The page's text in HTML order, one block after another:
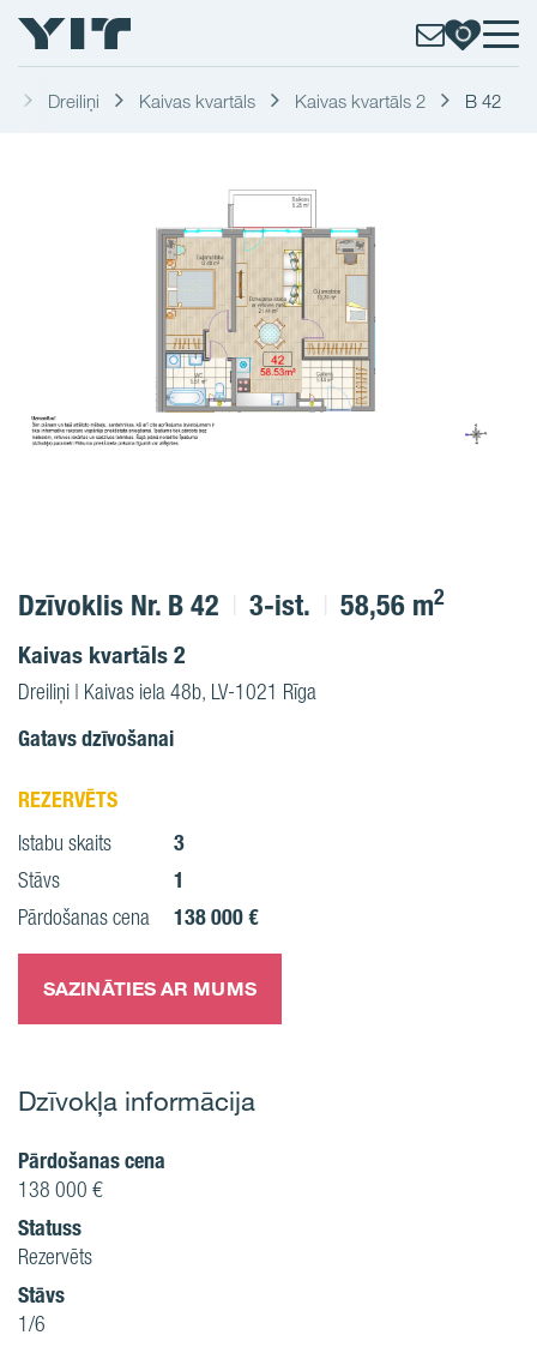
Dreiliņi Kaivas kvartāls Kaivas kvartāls 2 B 42
Dzīvoklis Nr. B 42 3-ist. 58,56 m2
Kaivas kvartāls 2
Dreiliņi | Kaivas iela 48b, LV-1021 Rīga
Gatavs dzīvošanai
REZERVĒTS
Istabu skaits 3
Stāvs 1
Pārdošanas cena 138 000 €
SAZINĀTIES AR MUMS
Dzīvokļa informācija
Pārdošanas cena
138 000 €
Statuss
Rezervēts
Stāvs
1/6